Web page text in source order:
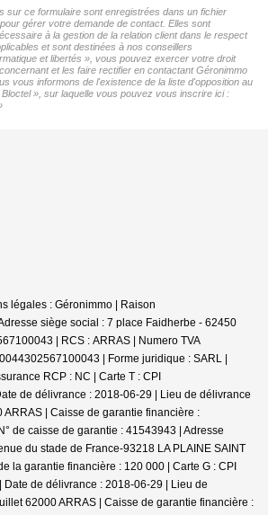
sur ce formulaire sont enregistrées dans un fichier
gérer votre demande de contact. Elles sont
à la gestion de la relation client dans le respect
et sont destinées à nos conseillers
et libertés », vous pouvez exercer votre droit
et les faire rectifier en contactant Géronimmo
vous informons de l'existence de la liste d'opposition au
», sur laquelle vous pouvez vous inscrire ici :
légales : Géronimmo | Raison
siège social : 7 place Faidherbe - 62450
| RCS : ARRAS | Numero TVA
| Forme juridique : SARL |
RCP : NC | Carte T : CPI
de délivrance : 2018-06-29 | Lieu de délivrance
ARRAS | Caisse de garantie financière :
de caisse de garantie : 41543943 | Adresse
du stade de France-93218 LA PLAINE SAINT
la garantie financière : 120 000 | Carte G : CPI
de délivrance : 2018-06-29 | Lieu de
62000 ARRAS | Caisse de garantie financière :